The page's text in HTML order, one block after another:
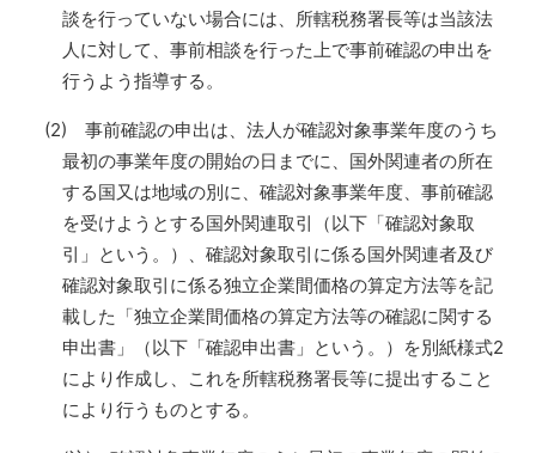
談を行っていない場合には、所轄税務署長等は当該法
人に対して、事前相談を行った上で事前確認の申出を
行うよう指導する。
(2) 事前確認の申出は、法人が確認対象事業年度のうち
最初の事業年度の開始の日までに、国外関連者の所在
する国又は地域の別に、確認対象事業年度、事前確認
を受けようとする国外関連取引（以下「確認対象取
引」という。）、確認対象取引に係る国外関連者及び
確認対象取引に係る独立企業間価格の算定方法等を記
載した「独立企業間価格の算定方法等の確認に関する
申出書」（以下「確認申出書」という。）を別紙様式2
により作成し、これを所轄税務署長等に提出すること
により行うものとする。